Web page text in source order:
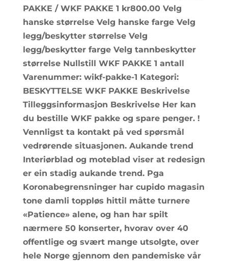
PAKKE / WKF PAKKE 1 kr800.00 Velg
hanske størrelse Velg hanske farge Velg
legg/beskytter størrelse Velg
legg/beskytter farge Velg tannbeskytter
størrelse Nullstill WKF PAKKE 1 antall
Varenummer: wikf-pakke-1 Kategori:
BESKYTTELSE WKF PAKKE Beskrivelse
Tilleggsinformasjon Beskrivelse Her kan
du bestille WKF pakke og spare penger. !
Vennligst ta kontakt på ved spørsmål
vedrørende situasjonen. Aukande trend
Interiørblad og moteblad viser at redesign
er ein stadig aukande trend. Pga
Koronabegrensninger har cupido magasin
tone damli toppløs hittil måtte turnere
«Patience» alene, og han har spilt
nærmere 50 konserter, hvorav over 40
offentlige og svært mange utsolgte, over
hele Norge gjennom den pandemiske vår